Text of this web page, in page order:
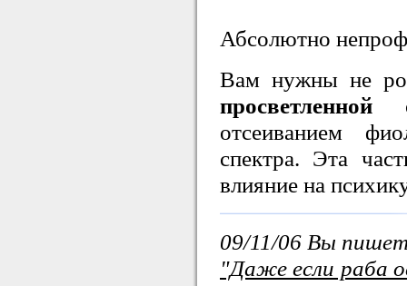
Абсолютно
Вам нужны не
просветленной
отсеиванием
спектра. Эта
влияние на
09/11/06 Вы
"Даже если раба